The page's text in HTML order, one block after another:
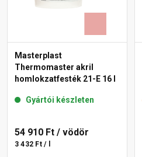
Masterplast
Thermomaster akril
homlokzatfesték 21-E 16 l
Gyártói készleten
54 910 Ft / vödör
3 432 Ft / l